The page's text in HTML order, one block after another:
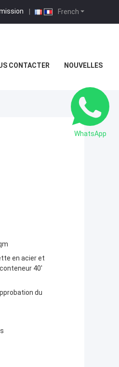
French
|
CONTACTER NOUVELLES
en acier et
40'
du
WhatsApp